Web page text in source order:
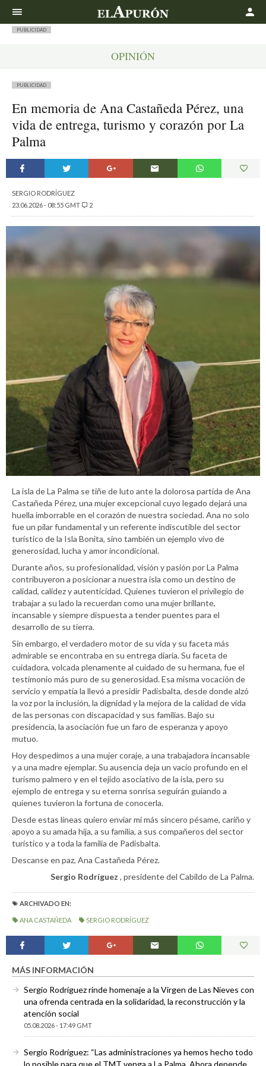
PUBLICIDAD
OPINIÓN
PUBLICIDAD
En memoria de Ana Castañeda Pérez, una
vida de entrega, turismo y corazón por La
Palma
SERGIO RODRÍGUEZ
23.06.2026 - 08:55 GMT
2
La isla de La Palma se tiñe de luto ante la dolorosa partida de Ana
Castañeda Pérez, una mujer excepcional cuyo legado dejará una
huella imborrable en el corazón de nuestra sociedad. Ana no solo
fue un pilar fundamental y un referente indiscutible del sector
turístico de la Isla Bonita, sino también un ejemplo vivo de
generosidad, lucha y amor incondicional.
Durante años, su profesionalidad, visión y pasión por La Palma
contribuyeron a posicionar a nuestra isla como un destino de
calidad, calidez y autenticidad. Quienes tuvieron el privilegio de
trabajar a su lado la recuerdan como una mujer brillante,
incansable y siempre dispuesta a tender puentes para el
desarrollo de su tierra.
Sin embargo, el verdadero motor de su vida y su faceta más
admirable se encontraba en su entrega diaria. Su faceta de
cuidadora, volcada plenamente al cuidado de su hermana, fue el
testimonio más puro de su generosidad. Esa misma vocación de
servicio y empatía la llevó a presidir Padisbalta, desde donde alzó
la voz por la inclusión, la dignidad y la mejora de la calidad de vida
de las personas con discapacidad y sus familias. Bajo su
presidencia, la asociación fue un faro de esperanza y apoyo
mutuo.
Hoy despedimos a una mujer coraje, a una trabajadora incansable
y a una madre ejemplar. Su ausencia deja un vacío profundo en el
turismo palmero y en el tejido asociativo de la isla, pero su
ejemplo de entrega y su eterna sonrisa seguirán guiando a
quienes tuvieron la fortuna de conocerla.
Desde estas líneas quiero enviar mi más sincero pésame, cariño y
apoyo a su amada hija, a su familia, a sus compañeros del sector
turístico y a toda la familia de Padisbalta.
Descanse en paz, Ana Castañeda Pérez.
Sergio Rodríguez , presidente del Cabildo de La Palma.
ARCHIVADO EN:
ANA CASTAÑEDA SERGIO RODRÍGUEZ
MÁS INFORMACIÓN
Sergio Rodríguez rinde homenaje a la Virgen de Las Nieves con
una ofrenda centrada en la solidaridad, la reconstrucción y la
atención social
05.08.2026 - 17:49 GMT
Sergio Rodríguez: “Las administraciones ya hemos hecho todo